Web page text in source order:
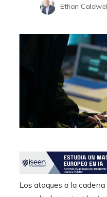
Ethan
Los ataques a la